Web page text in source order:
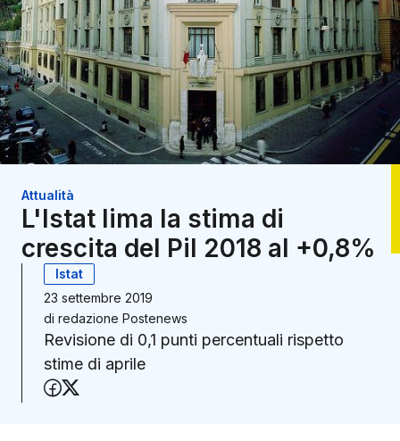
Attualità
L'Istat lima la stima di
crescita del Pil 2018 al +0,8%
Istat
23 settembre 2019
di redazione Postenews
Revisione di 0,1 punti percentuali rispetto
stime di aprile
Condividi su Facebook